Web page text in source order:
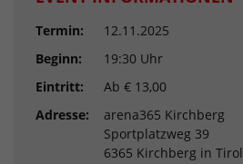
Termin:
12.11.2025
Beginn:
19:30 Uhr
Eintritt:
Ab € 13,00
Adresse:
arena365 Kirchberg
Sportplatzweg 39
6365 Kirchberg in Tirol